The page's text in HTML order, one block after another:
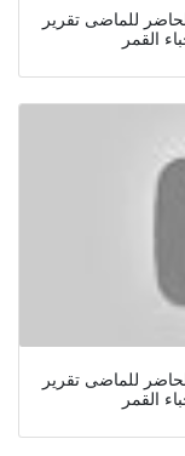
للماضى تقرير
للماضى تقرير